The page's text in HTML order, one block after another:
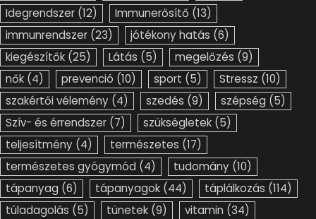
Idegrendszer (12) Immunerősítő (13)
immunrendszer (23) jótékony hatás (6)
kiegészítők (25) Látás (5) megelőzés (9)
nők (4) prevenció (10) sport (5) Stressz (10)
szakértői vélemény (4) szedés (9) szépség (5)
Szív- és érrendszer (7) szükségletek (5)
teljesítmény (4) természetes (17)
természetes gyógymód (4) tudomány (10)
tápanyag (6) tápanyagok (44) táplálkozás (114)
túladagolás (5) tünetek (9) vitamin (34)